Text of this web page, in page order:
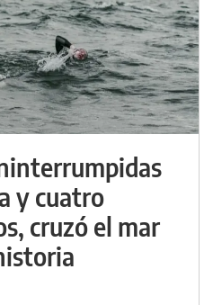
y cuatro
cruzó el mar